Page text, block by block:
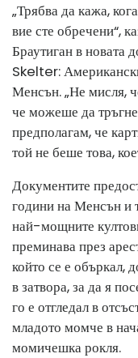
„Трябва да кажа,
вие сте обречени“,
Браутиган в новата
Skelter:
Менсън. „Не мисля,
че можеше да
предполагам, че
той не беше това,
Документите
години на Менсън и
най-мощните
преминава през
който се е объркал,
в затвора, за да я
го е отгледал в
младото момче в
момичешка рокля.